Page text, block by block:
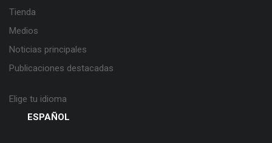
Tienda
Medios
Noticias principales
Publicaciones destacadas
Elige tu idioma
ESPAÑOL